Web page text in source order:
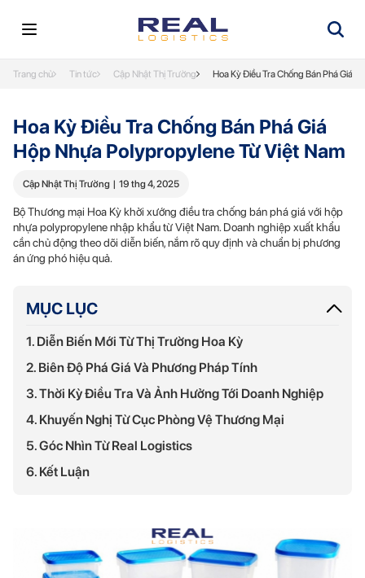
Trang chủ Tin tức Cập Nhật Thị Trường Hoa Kỳ Điều Tra Chống Bán Phá Giá
Hoa Kỳ Điều Tra Chống Bán Phá Giá
Hộp Nhựa Polypropylene Từ Việt Nam
Cập Nhật Thị Trường | 19 thg 4, 2025
Bộ Thương mại Hoa Kỳ khởi xướng điều tra chống bán phá giá với hộp
nhựa polypropylene nhập khẩu từ Việt Nam. Doanh nghiệp xuất khẩu
cần chủ động theo dõi diễn biến, nắm rõ quy định và chuẩn bị phương
án ứng phó hiệu quả.
MỤC LỤC
1. Diễn Biến Mới Từ Thị Trường Hoa Kỳ
2. Biên Độ Phá Giá Và Phương Pháp Tính
3. Thời Kỳ Điều Tra Và Ảnh Hưởng Tới Doanh Nghiệp
4. Khuyến Nghị Từ Cục Phòng Vệ Thương Mại
5. Góc Nhìn Từ Real Logistics
6. Kết Luận